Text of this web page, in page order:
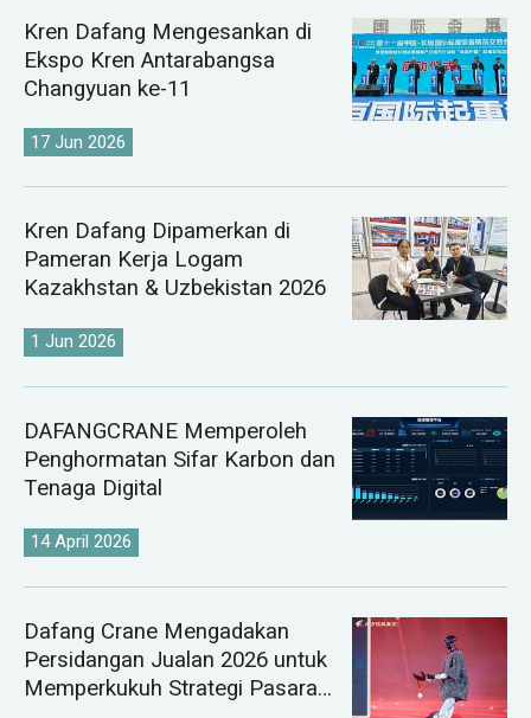
Kren Dafang Mengesankan di
Ekspo Kren Antarabangsa
Changyuan ke-11
17 Jun 2026
Kren Dafang Dipamerkan di
Pameran Kerja Logam
Kazakhstan & Uzbekistan 2026
1 Jun 2026
DAFANGCRANE Memperoleh
Penghormatan Sifar Karbon dan
Tenaga Digital
14 April 2026
Dafang Crane Mengadakan
Persidangan Jualan 2026 untuk
Memperkukuh Strategi Pasaran